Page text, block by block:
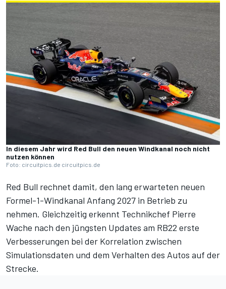
In diesem Jahr wird Red Bull den neuen Windkanal noch nicht
nutzen können
Foto: circuitpics.de circuitpics.de
Red Bull rechnet damit, den lang erwarteten neuen
Formel-1-Windkanal Anfang 2027 in Betrieb zu
nehmen. Gleichzeitig erkennt Technikchef Pierre
Wache nach den jüngsten Updates am RB22 erste
Verbesserungen bei der Korrelation zwischen
Simulationsdaten und dem Verhalten des Autos auf der
Strecke.